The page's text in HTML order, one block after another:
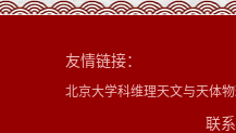
友情链接：
北京大学科维理天文与天体
联系